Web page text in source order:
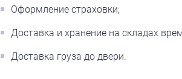
Оформление страховки;
Доставка и хранение на складах
Доставка груза до двери.